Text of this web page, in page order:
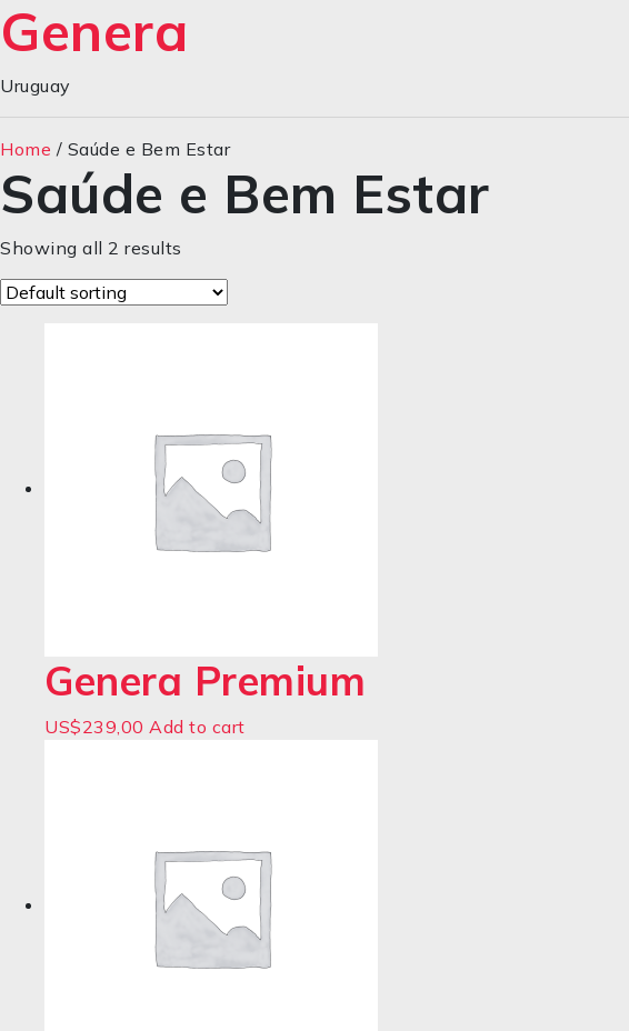
Genera
Uruguay
Home / Saúde e Bem Estar
Saúde e Bem Estar
Showing all 2 results
Genera Premium
US$239,00 Add to cart